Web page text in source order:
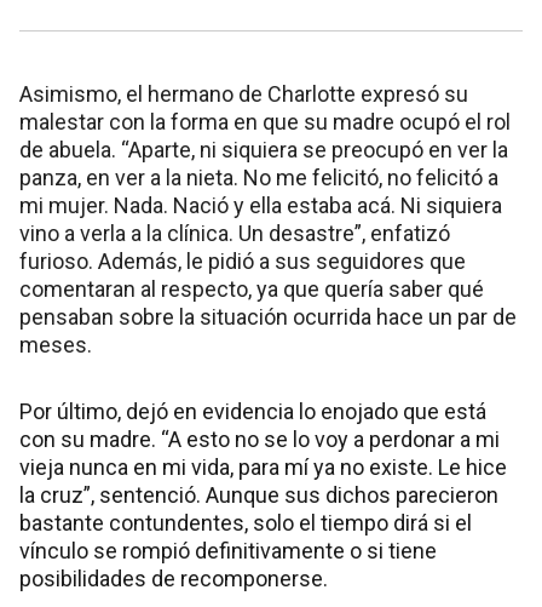
Asimismo, el hermano de Charlotte expresó su
malestar con la forma en que su madre ocupó el rol
de abuela. “Aparte, ni siquiera se preocupó en ver la
panza, en ver a la nieta. No me felicitó, no felicitó a
mi mujer. Nada. Nació y ella estaba acá. Ni siquiera
vino a verla a la clínica. Un desastre”, enfatizó
furioso. Además, le pidió a sus seguidores que
comentaran al respecto, ya que quería saber qué
pensaban sobre la situación ocurrida hace un par de
meses.
Por último, dejó en evidencia lo enojado que está
con su madre. “A esto no se lo voy a perdonar a mi
vieja nunca en mi vida, para mí ya no existe. Le hice
la cruz”, sentenció. Aunque sus dichos parecieron
bastante contundentes, solo el tiempo dirá si el
vínculo se rompió definitivamente o si tiene
posibilidades de recomponerse.